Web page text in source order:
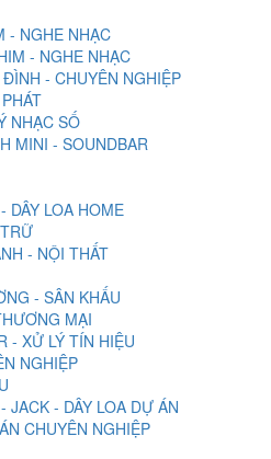
- NGHE NHẠC
- NGHE NHẠC
- CHUYÊN NGHIỆP
NHẠC SỐ
MINI - SOUNDBAR
DÂY LOA HOME
- NỘI THẤT
- SÂN KHẤU
MẠI
- XỬ LÝ TÍN HIỆU
NGHIỆP
JACK - DÂY LOA DỰ ÁN
CHUYÊN NGHIỆP